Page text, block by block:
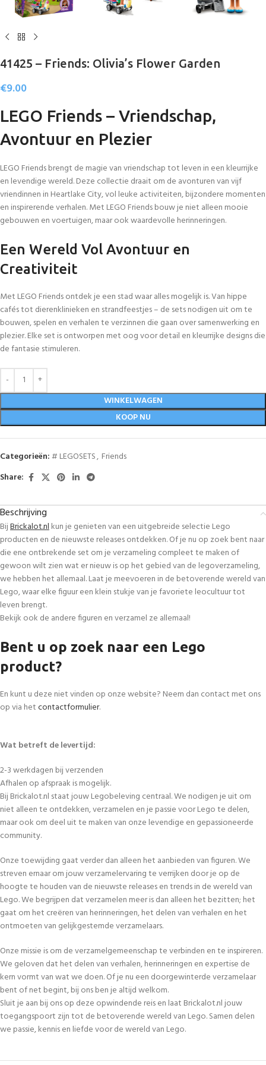
41425 – Friends: Olivia’s Flower Garden
€9.00
LEGO Friends – Vriendschap,
Avontuur en Plezier
LEGO Friends brengt de magie van vriendschap tot leven in een kleurrijke
en levendige wereld. Deze collectie draait om de avonturen van vijf
vriendinnen in Heartlake City, vol leuke activiteiten, bijzondere momenten
en inspirerende verhalen. Met LEGO Friends bouw je niet alleen mooie
gebouwen en voertuigen, maar ook waardevolle herinneringen.
Een Wereld Vol Avontuur en
Creativiteit
Met LEGO Friends ontdek je een stad waar alles mogelijk is. Van hippe
cafés tot dierenklinieken en strandfeestjes – de sets nodigen uit om te
bouwen, spelen en verhalen te verzinnen die gaan over samenwerking en
plezier. Elke set is ontworpen met oog voor detail en kleurrijke designs die
de fantasie stimuleren.
WINKELWAGEN
KOOP NU
Categorieën:# LEGOSETS, Friends
Share:
Beschrijving
BijBrickalot.nlkun je genieten van een uitgebreide selectie Lego
producten en de nieuwste releases ontdekken. Of je nu op zoek bent naar
die ene ontbrekende set om je verzameling compleet te maken of
gewoon wilt zien wat er nieuw is op het gebied van de legoverzameling,
we hebben het allemaal. Laat je meevoeren in de betoverende wereld van
Lego, waar elke figuur een klein stukje van je favoriete leocultuur tot
leven brengt.
Bekijk ook de andere figuren en verzamel ze allemaal!
Bent u op zoek naar een Lego
product?
En kunt u deze niet vinden op onze website? Neem dan contact met ons
op via hetcontactformulier.
Wat betreft de levertijd:
2-3 werkdagen bij verzenden
Afhalen op afspraak is mogelijk.
Bij Brickalot.nl staat jouw Legobeleving centraal. We nodigen je uit om
niet alleen te ontdekken, verzamelen en je passie voor Lego te delen,
maar ook om deel uit te maken van onze levendige en gepassioneerde
community.
Onze toewijding gaat verder dan alleen het aanbieden van figuren. We
streven ernaar om jouw verzamelervaring te verrijken door je op de
hoogte te houden van de nieuwste releases en trends in de wereld van
Lego. We begrijpen dat verzamelen meer is dan alleen het bezitten; het
gaat om het creëren van herinneringen, het delen van verhalen en het
ontmoeten van gelijkgestemde verzamelaars.
Onze missie is om de verzamelgemeenschap te verbinden en te inspireren.
We geloven dat het delen van verhalen, herinneringen en expertise de
kern vormt van wat we doen. Of je nu een doorgewinterde verzamelaar
bent of net begint, bij ons ben je altijd welkom.
Sluit je aan bij ons op deze opwindende reis en laat Brickalot.nl jouw
toegangspoort zijn tot de betoverende wereld van Lego. Samen delen
we passie, kennis en liefde voor de wereld van Lego.